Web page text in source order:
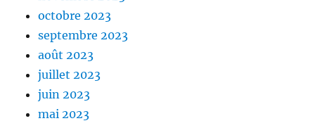
octobre 2023
septembre 2023
août 2023
juillet 2023
juin 2023
mai 2023